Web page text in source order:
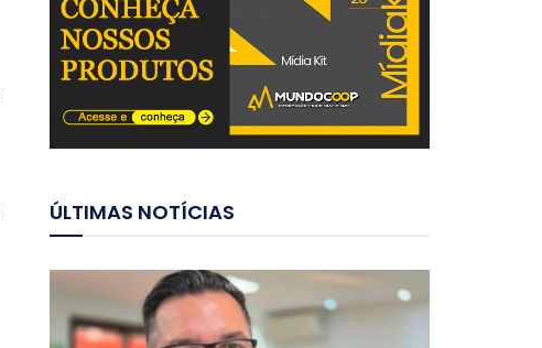
ÚLTIMAS NOTÍCIAS